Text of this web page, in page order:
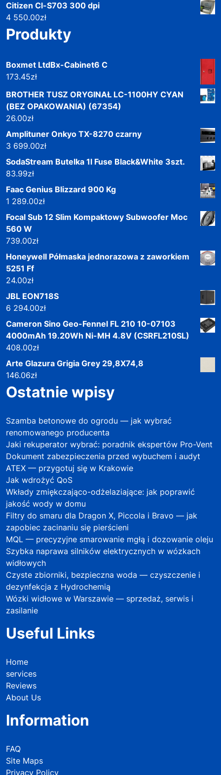
Citizen Cl-S703 300 dpi
4 550.00zł
Produkty
Boxmet LtdBx-Cabinet6 C
173.45zł
BROTHER TUSZ ORYGINAŁ LC-1100HY CYAN
(BEZ OPAKOWANIA) (67354)
26.00zł
Amplituner Onkyo TX-8270 czarny
3 699.00zł
SodaStream Butelka 1l Fuse Black&White 3szt.
83.99zł
Faac Genius Blizzard 900 Kg
1 289.00zł
Focal Sub 12 Slim Kompaktowy Subwoofer Moc
560 W
739.00zł
Honeywell Półmaska jednorazowa z zaworkiem
5251 Ff
24.00zł
JBL EON718S
6 294.00zł
Cameron Sino Geo-Fennel FL 210 10-07103
4000mAh 19.20Wh Ni-MH 4.8V (CSRFL210SL)
408.00zł
Arte Glazura Grigia Grey 29,8X74,8
146.06zł
Ostatnie wpisy
Szamba betonowe do ogrodu — jak wybrać
renomowanego producenta
Jaki rekuperator wybrać: poradnik ekspertów Pro-Vent
Dokument zabezpieczenia przed wybuchem i audyt
ATEX — przygotuj się w Krakowie
Jak wdrożyć QoS
Wkłady zmiękczająco-odżelaziające: jak poprawić
jakość wody w domu
Filtry do smaru dla Dragon X, Piccola i Bravo — jak
zapobiec zacinaniu się pierścieni
MQL — precyzyjne smarowanie mgłą i dozowanie oleju
Szybka naprawa silników elektrycznych w wózkach
widłowych
Czyste zbiorniki, bezpieczna woda — czyszczenie i
dezynfekcja z Hydrochemią
Wózki widłowe w Warszawie — sprzedaż, serwis i
zasilanie
Useful Links
Home
services
Reviews
About Us
Information
FAQ
Site Maps
Privacy Policy